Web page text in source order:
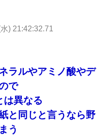
) 21:42:32.71
ラルやアミノ酸やデ
で
は異なる
と同じと言うなら野
う